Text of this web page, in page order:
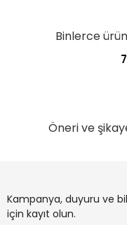
Binlerce
Öneri ve
Kampanya, duyuru ve
için kayıt olun.